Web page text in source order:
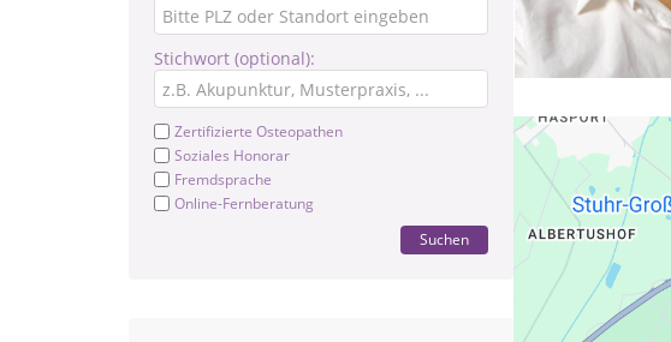
Stichwort (optional):
Zertifizierte Osteopathen
Soziales Honorar
Fremdsprache
Online-Fernberatung
Suchen